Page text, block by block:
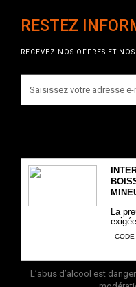
RESTEZ
RECEVEZ NOS OFFRES ET
La
L’abus d’alcool est